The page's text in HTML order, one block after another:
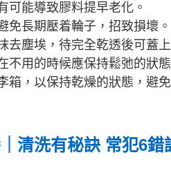
可能導致膠料提早老化。
免長期壓着輪子，招致損壞。
去塵埃，待完全乾透後可蓋
不用的時候應保持鬆弛的狀
箱，以保持乾燥的狀態，避
清洗有秘訣 常犯6